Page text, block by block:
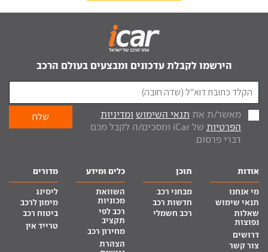
הירשמו לקבלת עדכונים ומבצעים בעולם הרכב
מאשר/ת את תנאי השימוש ומדיניות
הפרטיות
של iCar ומסכים/ה לקבל מכם
דברי פרסום.
אודות
מי אנחנו
תנאי שימוש
שאלות
נפוצות
דרושים
צור קשר
תוכן
מבחני רכב
חדשות רכב
רכב חשמלי
כלים ומידע
השוואת
מכוניות
רכב לפי
תקציב
מחירון רכב
הצהרת
מדורים
ליסינג
מימון לרכב
ביטוח רכב
טרייד אין